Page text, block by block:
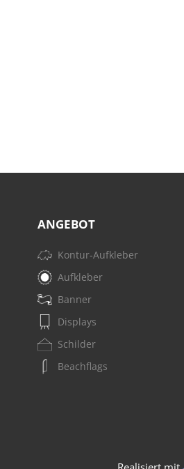
ANGEBOT
Kontur-Aufkleber
Aufkleber
Banner
Displays
Schilder
Beachflags